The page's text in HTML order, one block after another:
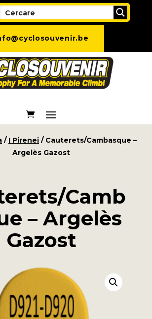
/ I Pirenei/ Cauterets/Cambasque –
Argelès Gazost
Camb
– Argelès
Gazost